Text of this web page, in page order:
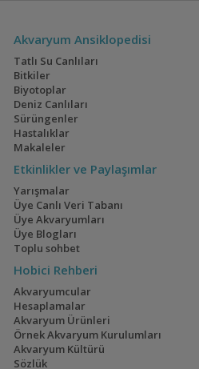
Akvaryum Ansiklopedisi
Tatlı Su Canlıları
Bitkiler
Biyotoplar
Deniz Canlıları
Sürüngenler
Hastalıklar
Makaleler
Etkinlikler ve Paylaşımlar
Yarışmalar
Üye Canlı Veri Tabanı
Üye Akvaryumları
Üye Blogları
Toplu sohbet
Hobici Rehberi
Akvaryumcular
Hesaplamalar
Akvaryum Ürünleri
Örnek Akvaryum Kurulumları
Akvaryum Kültürü
Sözlük